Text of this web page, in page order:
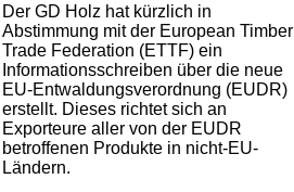
Der GD Holz hat kürzlich in
Abstimmung mit der European Timber
Trade Federation (ETTF) ein
Informationsschreiben über die neue
EU-Entwaldungsverordnung (EUDR)
erstellt. Dieses richtet sich an
Exporteure aller von der EUDR
betroffenen Produkte in nicht-EU-
Ländern.